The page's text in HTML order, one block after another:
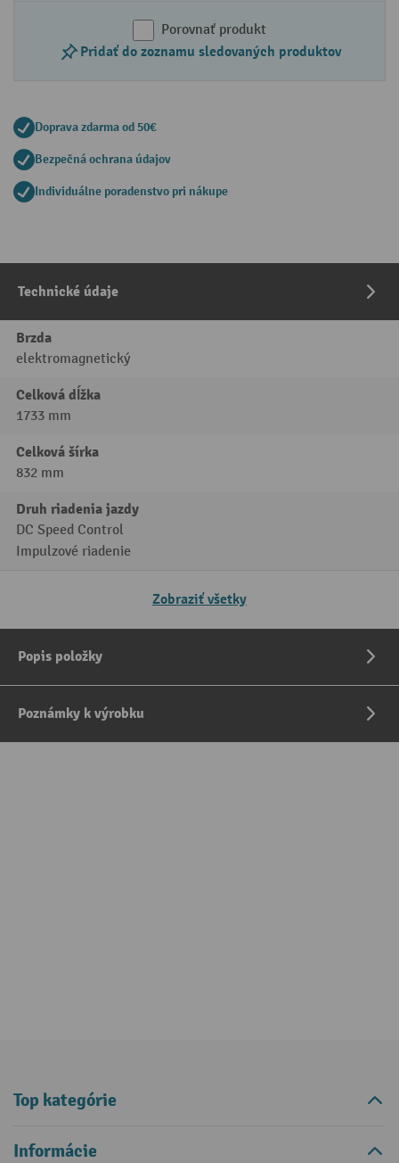
Porovnať produkt
Pridať do zoznamu sledovaných produktov
Doprava zdarma od 50€
Bezpečná ochrana údajov
Individuálne poradenstvo pri nákupe
Technické údaje
Brzda
elektromagnetický
Celková dĺžka
1733 mm
Celková šírka
832 mm
Druh riadenia jazdy
DC Speed Control
Impulzové riadenie
Zobraziť všetky
Popis položky
Poznámky k výrobku
Top kategórie
Informácie